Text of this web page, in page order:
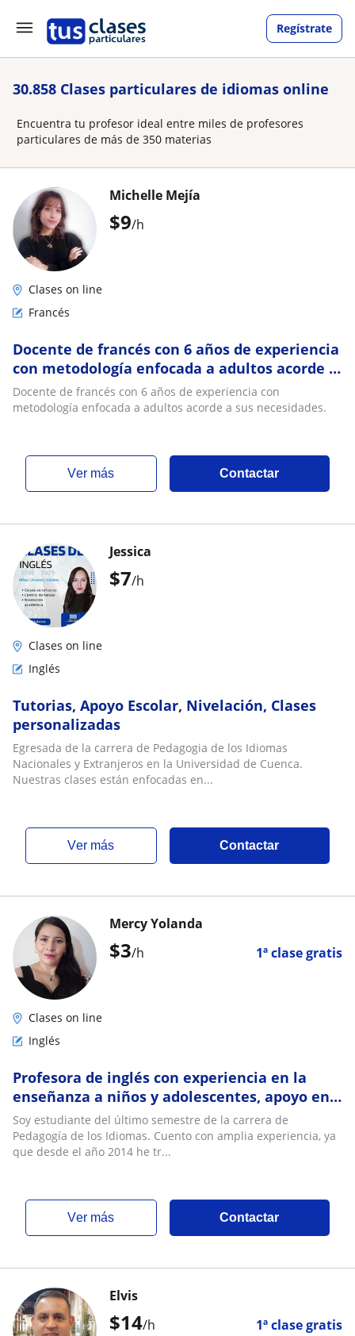
Regístrate
30.858 Clases particulares de idiomas online
Encuentra tu profesor ideal entre miles de profesores
particulares de más de 350 materias
$9/h
Michelle Mejía
Clases on line
Francés
Docente de francés con 6 años de experiencia
con metodología enfocada a adultos acorde a
sus necesidades
Docente de francés con 6 años de experiencia con
metodología enfocada a adultos acorde a sus necesidades.
ver más Contactar
$7/h
Jessica
Clases on line
Inglés
Tutorias, Apoyo Escolar, Nivelación, Clases
personalizadas
Egresada de la carrera de Pedagogia de los Idiomas
Nacionales y Extranjeros en la Universidad de Cuenca.
Nuestras clases están enfocadas en...
ver más Contactar
$3/h 1ª clase gratis
Mercy Yolanda
Clases on line
Inglés
Profesora de inglés con experiencia en la
enseñanza a niños y adolescentes, apoyo en
recuperación académica, y clases para adult
Soy estudiante del último semestre de la carrera de
Pedagogía de los Idiomas. Cuento con amplia experiencia, ya
que desde el año 2014 he tr...
ver más Contactar
$14/h 1ª clase gratis
Elvis